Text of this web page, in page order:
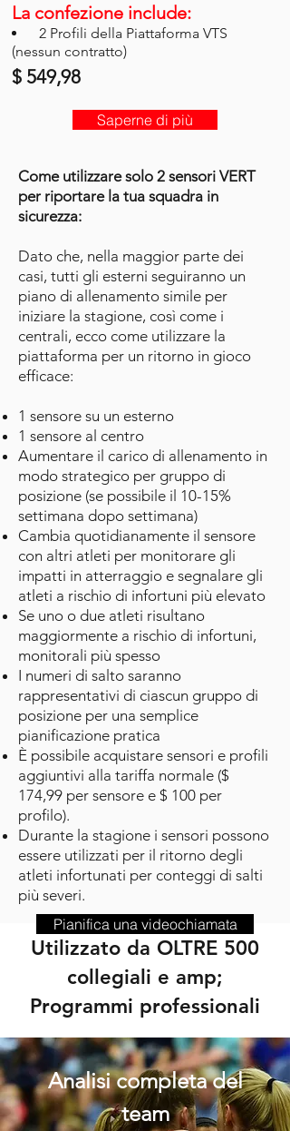
La confezione include:
2 Profili della Piattaforma VTS
(nessun contratto)
$ 549,98
Saperne di più
Come utilizzare solo 2 sensori VERT
per riportare la tua squadra in
sicurezza:
Dato che, nella maggior parte dei
casi, tutti gli esterni seguiranno un
piano di allenamento simile per
iniziare la stagione, così come i
centrali, ecco come utilizzare la
piattaforma per un ritorno in gioco
efficace:
1 sensore su un esterno
1 sensore al centro
Aumentare il carico di allenamento in
modo strategico per gruppo di
posizione (se possibile il 10-15%
settimana dopo settimana)
Cambia quotidianamente il sensore
con altri atleti per monitorare gli
impatti in atterraggio e segnalare gli
atleti a rischio di infortuni più elevato
Se uno o due atleti risultano
maggiormente a rischio di infortuni,
monitorali più spesso
I numeri di salto saranno
rappresentativi di ciascun gruppo di
posizione per una semplice
pianificazione pratica
È possibile acquistare sensori e profili
aggiuntivi alla tariffa normale ($
174,99 per sensore e $ 100 per
profilo).
Durante la stagione i sensori possono
essere utilizzati per il ritorno degli
atleti infortunati per conteggi di salti
più severi.
Pianifica una videochiamata
Utilizzato da OLTRE 500
collegiali e amp;
Programmi professionali
Analisi completa del
team